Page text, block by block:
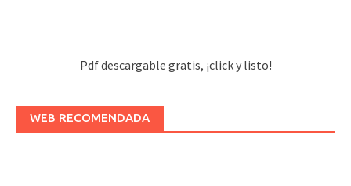
Pdf descargable gratis, ¡click y listo!
WEB RECOMENDADA